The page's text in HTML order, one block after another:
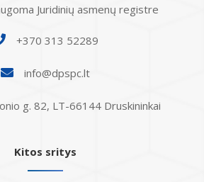
Juridinių asmenų registre
+370 313 52289
info@dpspc.lt
g. 82, LT-66144 Druskininkai
Kitos sritys